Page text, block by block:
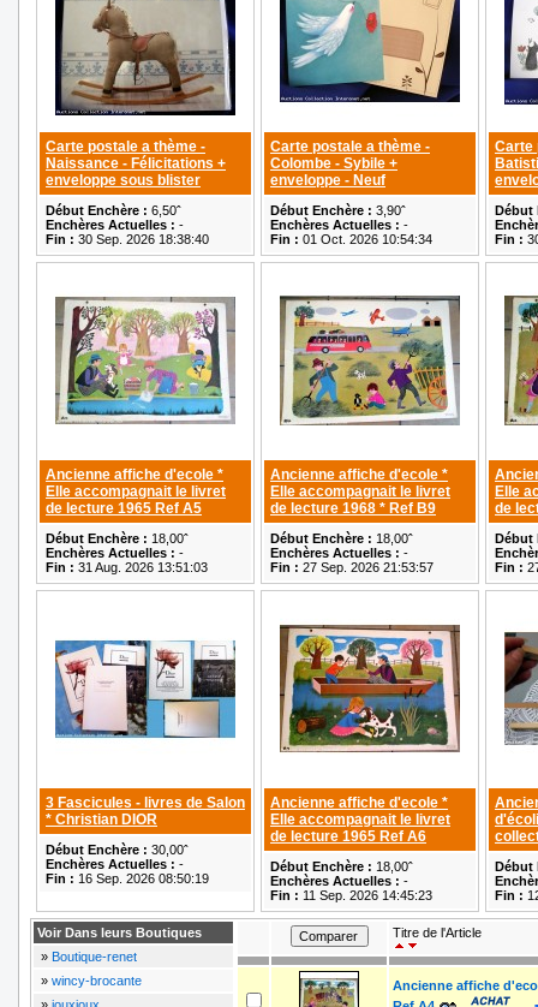
Carte postale a thème -
Naissance - Félicitations +
enveloppe sous blister
Début Enchère : 6,50ˆ
Enchères Actuelles : -
Fin : 30 Sep. 2026 18:38:40
Carte postale a thème -
Colombe - Sybile +
enveloppe - Neuf
Début Enchère : 3,90ˆ
Enchères Actuelles : -
Fin : 01 Oct. 2026 10:54:34
Carte
Début
Fin :
Ancienne affiche d'ecole *
Elle accompagnait le livret
de lecture 1965 Ref A5
Début Enchère : 18,00ˆ
Enchères Actuelles : -
Fin : 31 Aug. 2026 13:51:03
Ancienne affiche d'ecole *
Elle accompagnait le livret
de lecture 1968 * Ref B9
Début Enchère : 18,00ˆ
Enchères Actuelles : -
Fin : 27 Sep. 2026 21:53:57
Elle
de
Début
Fin :
3 Fascicules - livres de Salon
* Christian DIOR
Début Enchère : 30,00ˆ
Enchères Actuelles : -
Fin : 16 Sep. 2026 08:50:19
Ancienne affiche d'ecole *
Elle accompagnait le livret
de lecture 1965 Ref A6
Début Enchère : 18,00ˆ
Enchères Actuelles : -
Fin : 11 Sep. 2026 14:45:23
Début
Fin :
Voir Dans leurs Boutiques
» Boutique-renet
» wincy-brocante
Titre de l'Article
Ancienne affiche